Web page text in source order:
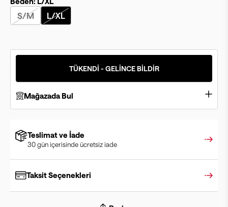
S/M L/XL
TÜKENDİ - GELİNCE BİLDİR
Mağazada Bul
Teslimat ve İade
30 gün içerisinde ücretsiz iade
Taksit Seçenekleri